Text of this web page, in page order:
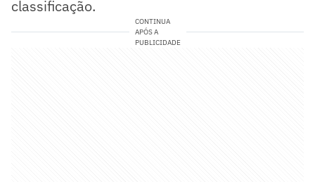
classificação.
CONTINUA
APÓS A
PUBLICIDADE